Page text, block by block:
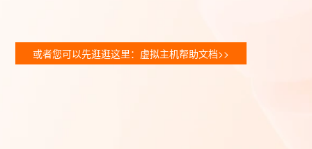
或者您可以先逛逛这里：虚拟主机帮助文档>>